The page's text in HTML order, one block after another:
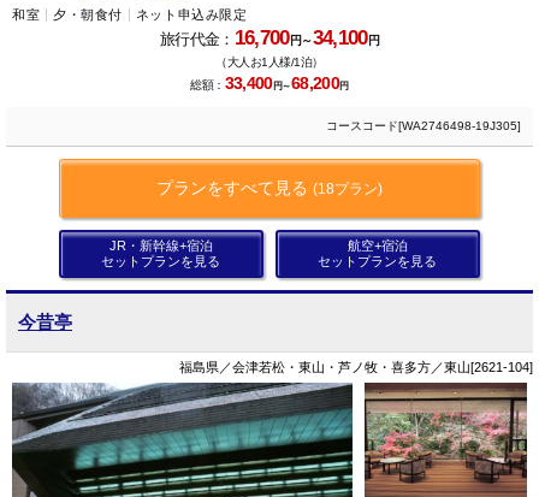
和室 夕・朝食付 ネット申込み限定
旅行代金： 16,700円～34,100円
（大人お1人様/1泊）
総額： 33,400円～68,200円
コースコード[WA2746498-19J305]
プランをすべて見る (18プラン)
JR・新幹線+宿泊
セットプランを見る
航空+宿泊
セットプランを見る
今昔亭
福島県／会津若松・東山・芦ノ牧・喜多方／東山[2621-104]